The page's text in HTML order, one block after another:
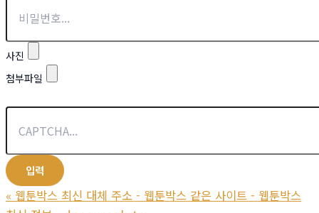
사진
첨부파일
« 웹툰박스 최신 대체 주소 - 웹툰박스 같은 사이트 - 웹툰박스